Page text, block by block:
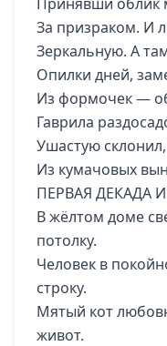
За призраком. И
Зеркальную. А
Опилки дней,
Из формочек —
Гаврила
Ушастую
Из кумачовых
ПЕРВАЯ ДЕКАДА
В жёлтом доме
потолку.
Человек в
строку.
Мятый кот
живот.